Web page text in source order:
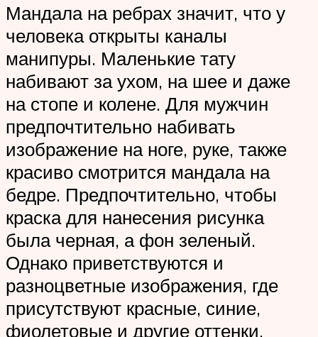
Мандала на ребрах значит, что у
человека открыты каналы
манипуры. Маленькие тату
набивают за ухом, на шее и даже
на стопе и колене. Для мужчин
предпочтительно набивать
изображение на ноге, руке, также
красиво смотрится мандала на
бедре. Предпочтительно, чтобы
краска для нанесения рисунка
была черная, а фон зеленый.
Однако приветствуются и
разноцветные изображения, где
присутствуют красные, синие,
фиолетовые и другие оттенки.